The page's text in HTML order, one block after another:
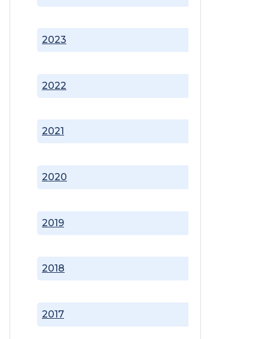
2017
2018
2019
2020
2021
2022
2023